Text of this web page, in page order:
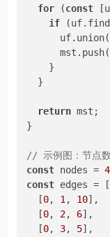
for (const
if
}
}
return mst;
}
// 示例图：节点
const nodes = 4
const edges = [
[0, 1 , 10],
[0, 2, 6],
[0, 3, 5],